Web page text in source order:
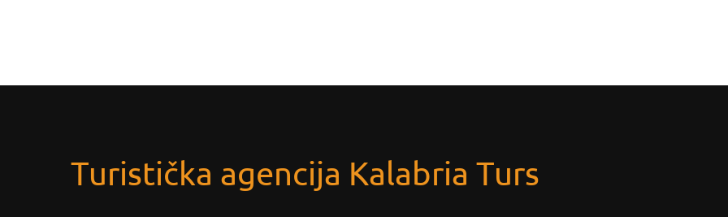
Turistička agencija Kalabria Turs